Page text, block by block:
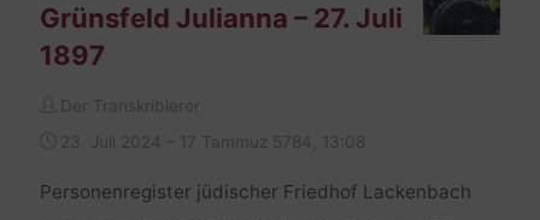
Grünsfeld Julianna – 27. Juli
1897
Der Transkribierer
23. Juli 2024 – 17 Tammuz 5784, 13:08
Personenregister jüdischer Friedhof Lackenbach